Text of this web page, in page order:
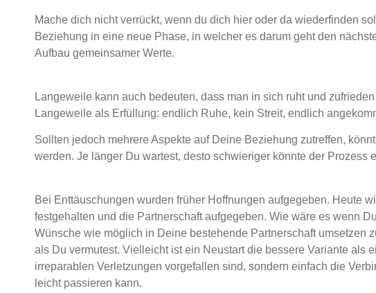
Mache dich nicht verrückt, wenn du dich hier oder da wiederfinden
Beziehung in eine neue Phase, in welcher es darum geht den
Aufbau gemeinsamer Werte.
Langeweile kann auch bedeuten, dass man in sich ruht und
Langeweile als Erfüllung: endlich Ruhe, kein Streit, endlich
Sollten jedoch mehrere Aspekte auf Deine Beziehung zutreffen,
werden. Je länger Du wartest, desto schwieriger könnte der Prozess
Bei Enttäuschungen wurden früher Hoffnungen aufgegeben. Heute
festgehalten und die Partnerschaft aufgegeben. Wie wäre es wenn
Wünsche wie möglich in Deine bestehende Partnerschaft umsetzen
als Du vermutest. Vielleicht ist ein Neustart die bessere Variante als
irreparablen Verletzungen vorgefallen sind, sondern einfach die
leicht passieren kann.